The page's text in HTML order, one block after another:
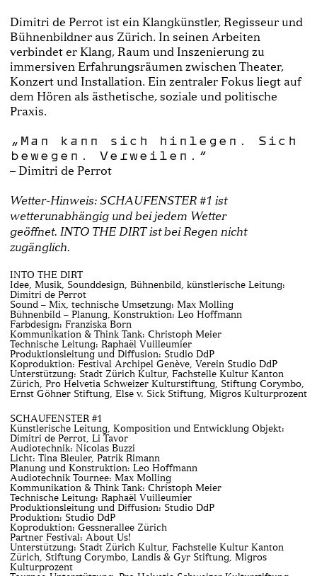
Dimitri de Perrot ist ein Klangkünstler, Regisseur und
Bühnenbildner aus Zürich. In seinen Arbeiten
verbindet er Klang, Raum und Inszenierung zu
immersiven Erfahrungsräumen zwischen Theater,
Konzert und Installation. Ein zentraler Fokus liegt auf
dem Hören als ästhetische, soziale und politische
Praxis.
„Man kann sich hinlegen. Sich
bewegen. Verweilen.“
– Dimitri de Perrot
Wetter-Hinweis: SCHAUFENSTER #1 ist
wetterunabhängig und bei jedem Wetter
geöffnet. INTO THE DIRT ist bei Regen nicht
zugänglich.
INTO THE DIRT
Idee, Musik, Sounddesign, Bühnenbild, künstlerische Leitung:
Dimitri de Perrot
Sound – Mix, technische Umsetzung: Max Molling
Bühnenbild – Planung, Konstruktion: Leo Hoffmann
Farbdesign: Franziska Born
Kommunikation & Think Tank: Christoph Meier
Technische Leitung: Raphaël Vuilleumier
Produktionsleitung und Diffusion: Studio DdP
Koproduktion: Festival Archipel Genève, Verein Studio DdP
Unterstützung: Stadt Zürich Kultur, Fachstelle Kultur Kanton
Zürich, Pro Helvetia Schweizer Kulturstiftung, Stiftung Corymbo,
Ernst Göhner Stiftung, Else v. Sick Stiftung, Migros Kulturprozent
SCHAUFENSTER #1
Künstlerische Leitung, Komposition und Entwicklung Objekt:
Dimitri de Perrot, Li Tavor
Audiotechnik: Nicolas Buzzi
Licht: Tina Bleuler, Patrik Rimann
Planung und Konstruktion: Leo Hoffmann
Audiotechnik Tournee: Max Molling
Kommunikation & Think Tank: Christoph Meier
Technische Leitung: Raphaël Vuilleumier
Produktionsleitung und Diffusion: Studio DdP
Produktion: Studio DdP
Koproduktion: Gessnerallee Zürich
Partner Festival: About Us!
Unterstützung: Stadt Zürich Kultur, Fachstelle Kultur Kanton
Zürich, Stiftung Corymbo, Landis & Gyr Stiftung, Migros
Kulturprozent